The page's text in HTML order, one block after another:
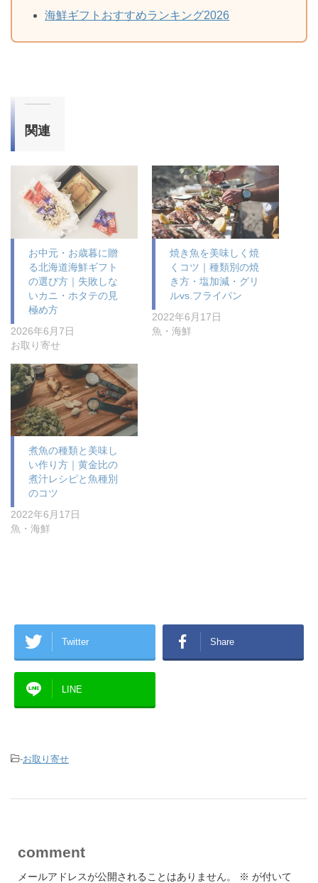
海鮮ギフトおすすめランキング2026
関連
お中元・お歳暮に贈
る北海道海鮮ギフト
の選び方｜失敗しな
いカニ・ホタテの見
極め方
2026年6月7日
お取り寄せ
焼き魚を美味しく焼
くコツ｜種類別の焼
き方・塩加減・グリ
ルvs.フライパン
2022年6月17日
魚・海鮮
煮魚の種類と美味し
い作り方｜黄金比の
煮汁レシピと魚種別
のコツ
2022年6月17日
魚・海鮮
Twitter Share
LINE
-お取り寄せ
comment
メールアドレスが公開されることはありません。 ※ が付いて